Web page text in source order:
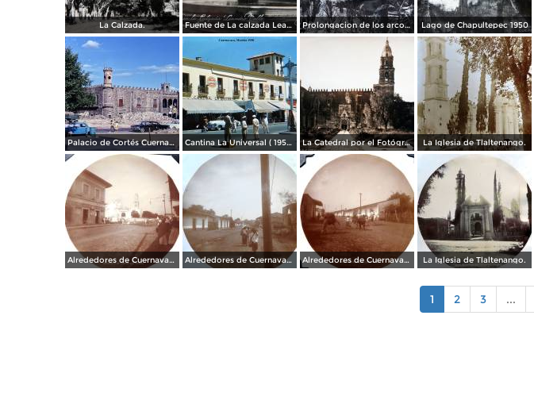
La Calzada. Fuente de La calzada Leandro Valle. Prolongacion de los arcos de Guadalupe. Lago de Chapultepec 1950
Palacio de Cortés Cuernavaca Morelos 1967 Cantina La Universal ( 1950 ). La Catedral por el Fotógrafo Hugo Brehme. La Iglesia de Tlaltenango.
Alrededores de Cuernavaca Morelos. Alrededores de Cuernavaca Morelos. Alrededores de Cuernavaca Morelos. La Iglesia de Tlaltenango.
1 2 3 ...